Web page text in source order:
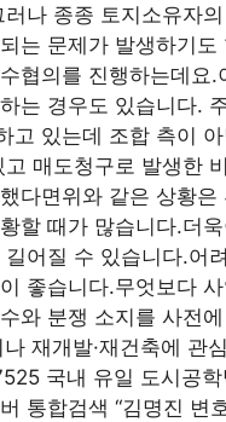
나 종종 토지소유자
는 문제가 발생하기도
협의를 진행하는데요.
는 경우도 있습니다.
고 있는데 조합 측이
매도청구로 발생한
다면위와 같은 상황은
할 때가 많습니다.더
어질 수 있습니다.어
좋습니다.무엇보다
와 분쟁 소지를 사전
재개발·재건축에 관
국내 유일 도시공
통합검색 “김명진 변